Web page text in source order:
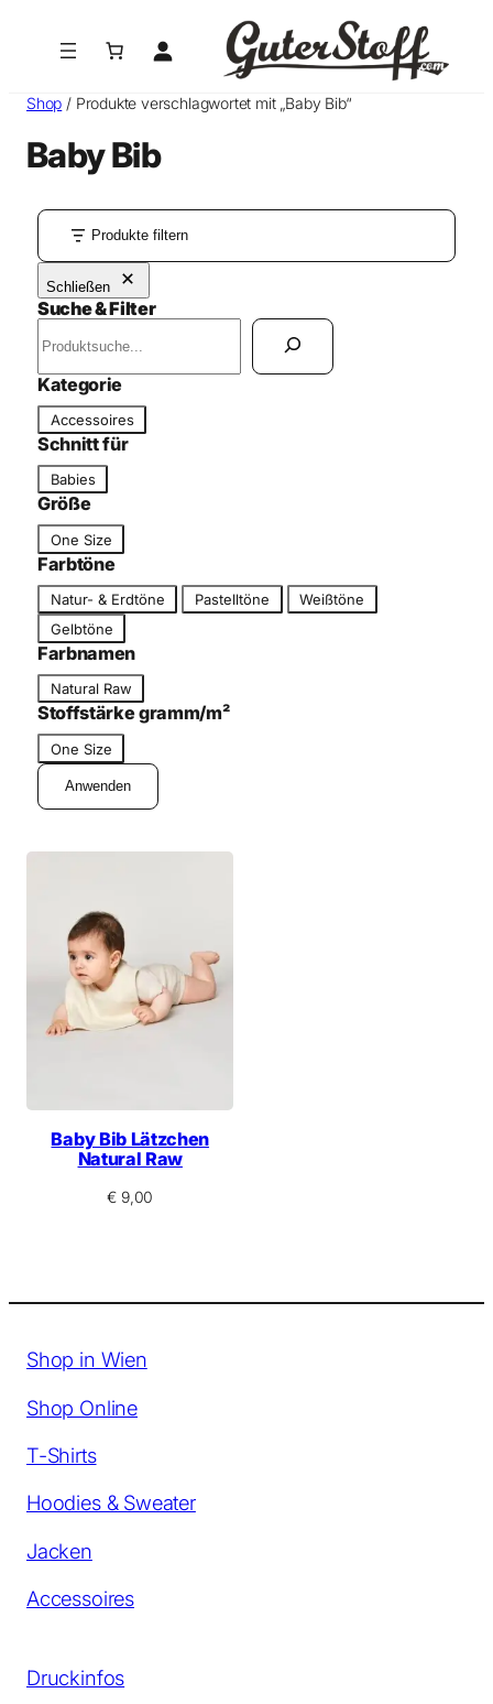
Shop / Produkte verschlagwortet mit „Baby Bib“
Baby Bib
Produkte filtern
Schließen
Suche & Filter
u
c
h
e
n
Kategorie
a
t
e
g
r
i
e
Accessoires
Schnitt für
c
h
n
i
t
Babies
Größe
r
ö
ß
One Size
Farbtöne
a
r
o
n
Natur- & Erdtöne Pastelltöne
Weißtöne
Gelbtöne
Farbnamen
a
r
b
a
e
Natural Raw
Stoffstärke gramm/m²
r
One Size
Anwenden
Baby Bib Lätzchen
Natural Raw
€ 9,00
Shop in Wien
Shop Online
T-Shirts
Hoodies & Sweater
Jacken
Accessoires
Druckinfos